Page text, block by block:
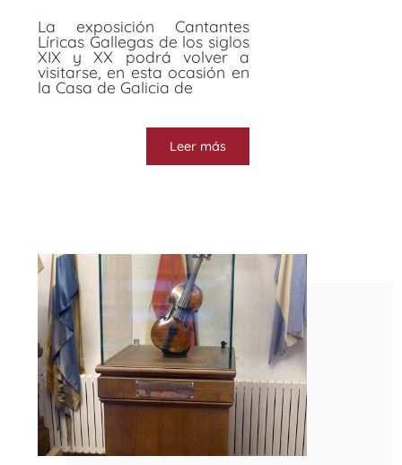
La exposición Cantantes
Líricas Gallegas de los siglos
XIX y XX podrá volver a
visitarse, en esta ocasión en
la Casa de Galicia de
Leer más